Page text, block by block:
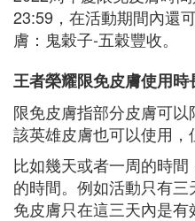
23:59，在活動期間內還
膚：鬼穀子-五穀豐收。
王者榮耀限免皮膚使用時
限免皮膚指部分皮膚可
該英雄皮膚也可以使用，
比如幾天或者一周的時
的時間。例如活動只有
免皮膚只在這三天內是有